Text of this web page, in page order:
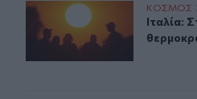
Ιταλία: Στη ΝάποληΚΟΣΜΟΣ
Ιταλία: